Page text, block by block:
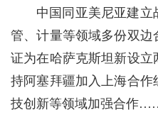
中国同亚美尼亚建立
管、计量等领域多份双
证为在哈萨克斯坦新设
持阿塞拜疆加入上海合
技创新等领域加强合作